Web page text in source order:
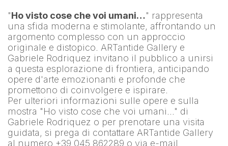
"Ho visto cose che voi umani…" rappresenta
una sfida moderna e stimolante, affrontando un
argomento complesso con un approccio
originale e distopico. ARTantide Gallery e
Gabriele Rodriquez invitano il pubblico a unirsi
a questa esplorazione di frontiera, anticipando
opere d'arte emozionanti e profonde che
promettono di coinvolgere e ispirare.
Per ulteriori informazioni sulle opere e sulla
mostra "Ho visto cose che voi umani…" di
Gabriele Rodriquez o per prenotare una visita
guidata, si prega di contattare ARTantide Gallery
al numero +39 045 862289 o via e-mail